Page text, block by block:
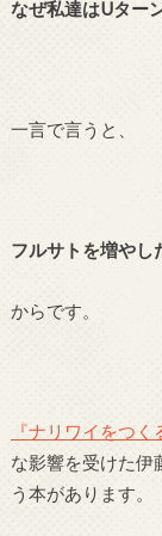
なぜ私達はUター
一言で言うと、
フルサトを増やし
からです。
『ナリワイをつく
な影響を受けた伊
う本があります。